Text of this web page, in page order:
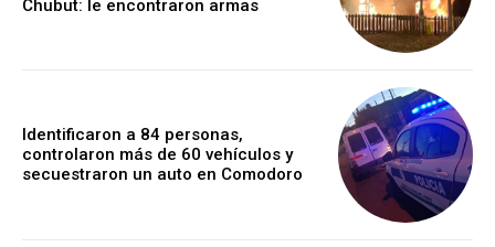
Chubut: le encontraron armas
Identificaron a 84 personas,
controlaron más de 60 vehículos y
secuestraron un auto en Comodoro